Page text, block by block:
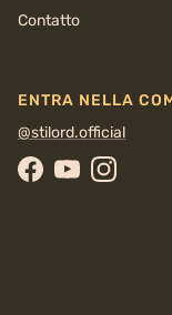
Contatto
ENTRA NELLA
@stilord.official
Facebook
YouTubeInstagram